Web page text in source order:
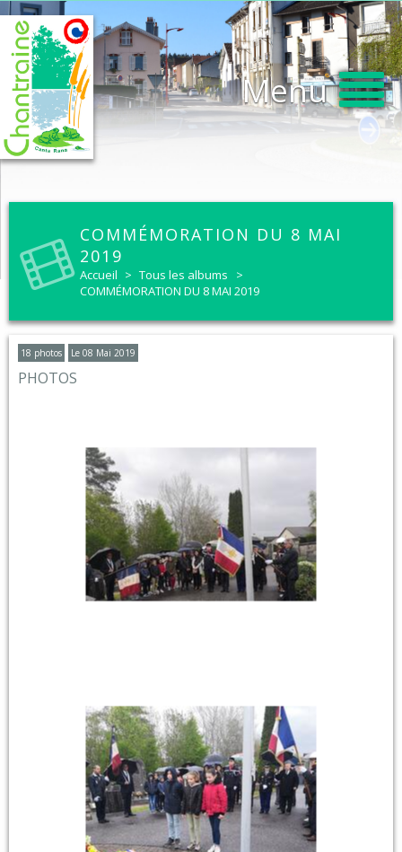
Menu
COMMÉMORATION DU 8 MAI
2019
Accueil > Tous les albums
>
COMMÉMORATION DU 8 MAI 2019
18 photos Le 08 Mai 2019
PHOTOS